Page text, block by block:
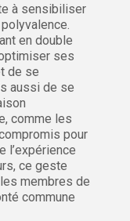
à sensibiliser
en double
ses
de se
aussi de se
comme les
pour
l’expérience
ce geste
membres de
commune